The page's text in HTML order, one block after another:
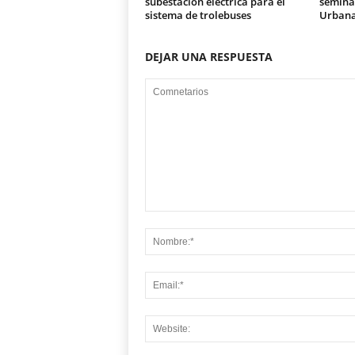
sistema de trolebuses
DEJAR UNA RESPUESTA